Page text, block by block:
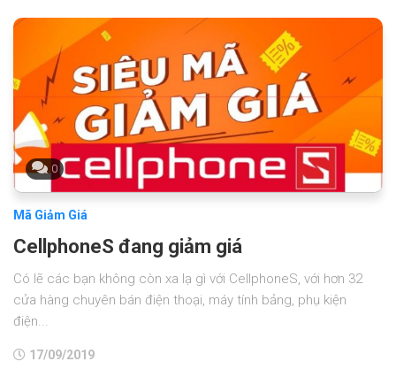
0
Mã Giảm Giá
CellphoneS đang giảm giá
Có lẽ các bạn không còn xa lạ gì với CellphoneS, với hơn 32
cửa hàng chuyên bán điện thoại, máy tính bảng, phụ kiện
điện...
17/09/2019